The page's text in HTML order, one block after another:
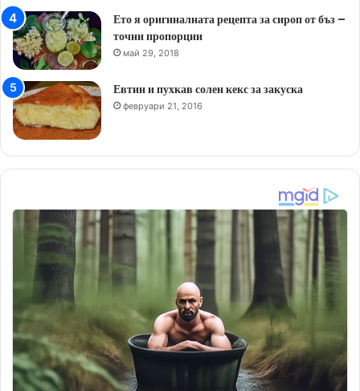
Ето я оригиналната рецепта за сироп от бъз –
точни пропорции
май 29, 2018
Евтин и пухкав солен кекс за закуска
февруари 21, 2016